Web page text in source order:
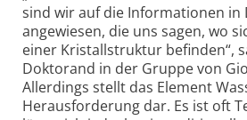
sind wir auf die Informationen in
angewiesen, die uns sagen, wo
einer Kristallstruktur befinden“,
Doktorand in der Gruppe von
Allerdings stellt das Element
Herausforderung dar. Es ist oft